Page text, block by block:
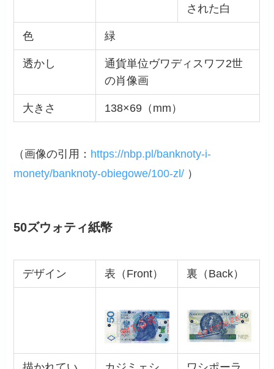
された白
色 緑
透かし
通貨単位ヴワディスワフ2世
の肖像画
大きさ 138×69（mm）
（画像の引用： https://nbp.pl/banknoty-i-
monety/banknoty-obiegowe/100-zl/ ）
50ズウォティ紙幣
デザイン 表（Front） 裏（Back）